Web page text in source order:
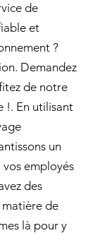
de
et
?
Demandez
de notre
!. En utilisant
un
vos employés
des
matière de
là pour y